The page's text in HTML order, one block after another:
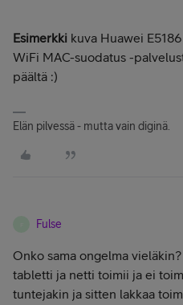
Esimerkki kuva Huawei
WiFi MAC-suodatus -
päältä :)
Elän pilvessä - mutta vain diginä.
Fulse
Onko sama ongelma
tabletti ja netti toimii ja ei
tuntejakin ja sitten lakkaa